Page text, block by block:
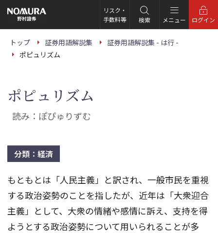
の
ー
リスク・
手数料等
検索 メニュー ログイン
トップ 証券用語解説集
証券用語解説集 - は行 -
ポピュリズム
ポピュリズム
読み：ぽぴゅりずむ
分類：経済
もともとは「人民主義」と訳され、一般市民を重視
する政治姿勢のことを指したが、近年は「大衆迎合
主義」として、大衆の情緒や感情に訴え、支持を得
ようとする政治姿勢について用いられることが多